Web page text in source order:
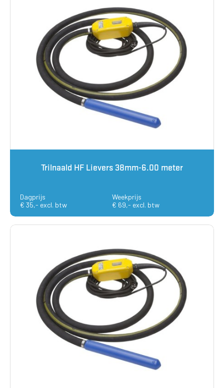
Trilnaald HF Lievers 38mm-6.00 meter
Dagprijs
€ 35,- excl. btw
Weekprijs
€ 69,- excl. btw